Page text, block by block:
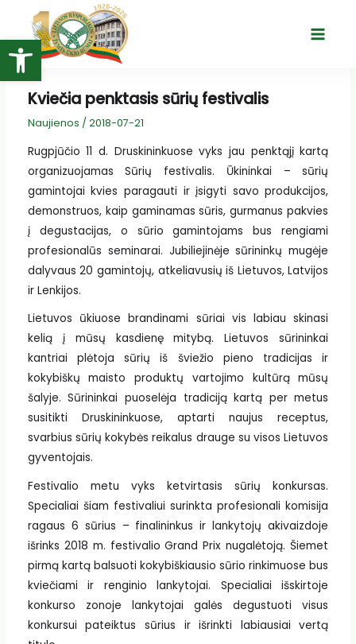
Open toolbar
turinio
Main
Kviečia penktasis sūrių festivalis
Naujienos / 2018-07-21
Rugpjūčio 11 d. Druskininkuose vyks jau penktąjį kartą
organizuojamas Sūrių festivalis. Ūkininkai – sūrių
gamintojai kvies paragauti ir įsigyti savo produkcijos,
demonstruos, kaip gaminamas sūris, gurmanus pakvies
į degustacijas, o sūrio gamintojams bus rengiami
profesionalūs seminarai. Jubiliejinėje sūrininkų mugėje
dalyvaus 20 gamintojų, atkeliavusių iš Lietuvos, Latvijos
ir Lenkijos.
Lietuvos ūkiuose brandinami sūriai vis labiau skinasi
kelią į mūsų kasdienę mitybą. Lietuvos sūrininkai
kantriai plėtoja sūrių iš šviežio pieno tradicijas ir
kokybiškų maisto produktų vartojimo kultūrą mūsų
šalyje. Sūrininkai puoselėja tradiciją kartą per metus
susitikti Druskininkuose, aptarti naujus receptus,
svarbius sūrių kokybės reikalus drauge su visos Lietuvos
gyventojais.
Festivalio metu vyks ketvirtasis sūrių konkursas.
Specialiai šiam festivaliui surinkta profesionali komisija
ragaus 6 sūrius – finalininkus ir lankytojų akivaizdoje
išrinks 2018 m. festivalio Grand Prix nugalėtoją. Šiemet
pirmą kartą balsuoti kokybiškiausio sūrio rinkimuose bus
kviečiami ir renginio lankytojai. Specialiai išskirtoje
konkurso zonoje lankytojai galės degustuoti visus
konkursui pateiktus sūrius ir išrinkti labiausiai vertą